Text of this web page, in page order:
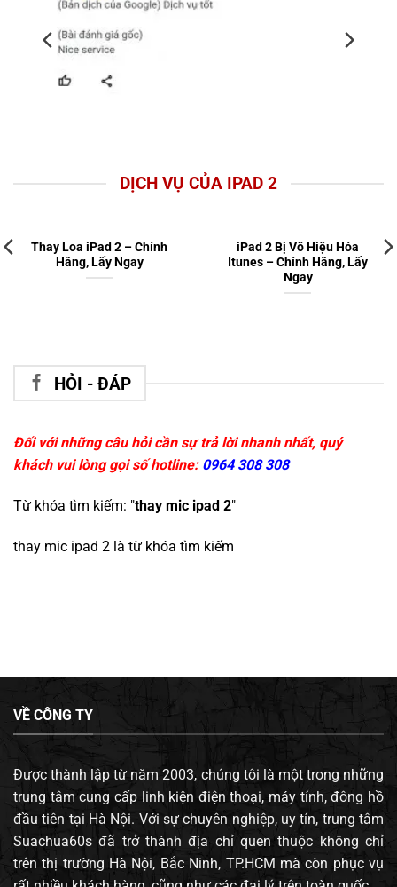
DỊCH VỤ CỦA IPAD 2
Thay Loa iPad 2 – Chính
Hãng, Lấy Ngay
iPad 2 Bị Vô Hiệu Hóa
Itunes – Chính Hãng, Lấy
Ngay
HỎI - ĐÁP
Đối với những câu hỏi cần sự trả lời nhanh nhất, quý
khách vui lòng gọi số hotline: 0964 308 308
Từ khóa tìm kiếm: "thay mic ipad 2"
thay mic ipad 2 là từ khóa tìm kiếm
VỀ CÔNG TY
Được thành lập từ năm 2003, chúng tôi là một trong những
trung tâm cung cấp linh kiện điện thoại, máy tính, đông hồ
đầu tiên tại Hà Nội. Với sự chuyên nghiệp, uy tín, trung tâm
Suachua60s đã trở thành địa chỉ quen thuộc không chỉ
trên thị trường Hà Nội, Bắc Ninh, TP.HCM mà còn phục vụ